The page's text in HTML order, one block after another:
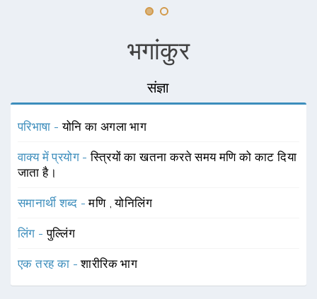
भगांकुर
संज्ञा
परिभाषा -योनि का अगला भाग
वाक्य में प्रयोग -स्त्रियों का खतना करते समय मणि को काट दिया
जाता है।
समानार्थी शब्द -मणि ,योनिलिंग
लिंग -पुल्लिंग
एक तरह का -शारीरिक भाग